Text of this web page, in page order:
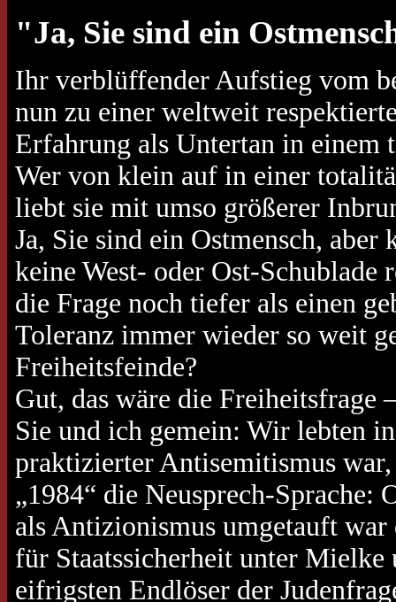
"Ja, Sie sind ein
Ihr verblüffender Aufstieg vom
nun zu einer weltweit
Erfahrung als Untertan in einem
Wer von klein auf in einer
liebt sie mit umso größerer
Ja, Sie sind ein Ostmensch,
keine West- oder Ost-
die Frage noch tiefer als einen
Toleranz immer wieder so weit
Freiheitsfeinde?
Gut, das wäre die Freiheitsfrage
Sie und ich gemein: Wir lebten
praktizierter Antisemitismus
„1984“ die Neusprech-
als Antizionismus umgetauft war
für Staatssicherheit unter Mielke
eifrigsten Endlöser der